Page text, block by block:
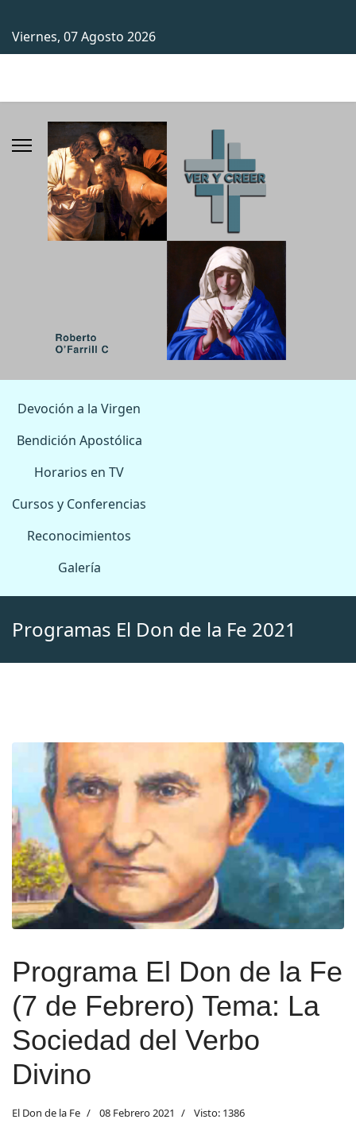
Viernes, 07 Agosto 2026
Devoción a la Virgen
Bendición Apostólica
Horarios en TV
Cursos y Conferencias
Reconocimientos
Galería
Programas El Don de la Fe 2021
Programa El Don de la Fe
(7 de Febrero) Tema: La
Sociedad del Verbo
Divino
El Don de la Fe 08 Febrero 2021 Visto: 1386